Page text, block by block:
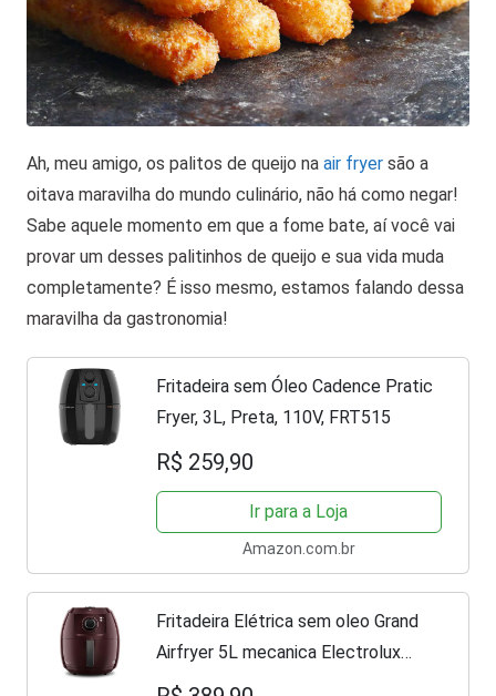
Ah, meu amigo, os palitos de queijo na air fryer são a
oitava maravilha do mundo culinário, não há como negar!
Sabe aquele momento em que a fome bate, aí você vai
provar um desses palitinhos de queijo e sua vida muda
completamente? É isso mesmo, estamos falando dessa
maravilha da gastronomia!
Fritadeira sem Óleo Cadence Pratic
Fryer, 3L, Preta, 110V, FRT515
R$ 259,90
Ir para a Loja
Amazon.com.br
Fritadeira Elétrica sem oleo Grand
Airfryer 5L mecanica Electrolux
EAF51 vermelha 1800W